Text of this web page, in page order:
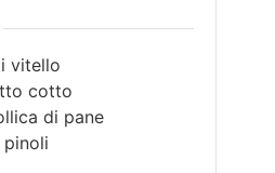
vitello
cotto
di pane